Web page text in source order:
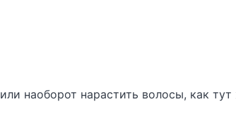
наоборот нарастить волосы, как